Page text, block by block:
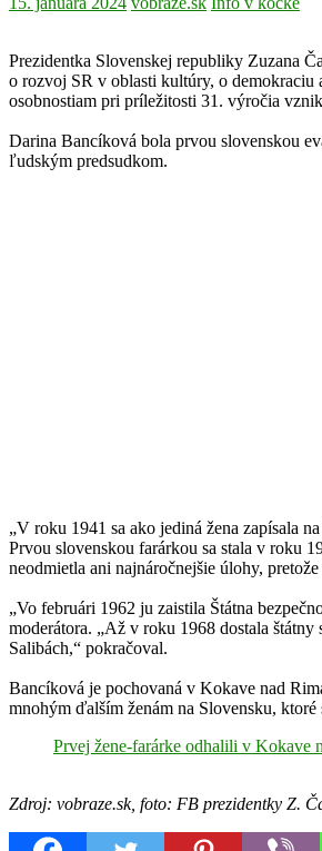
Prezidentka Slovenskej republiky Zuzana
o rozvoj SR v oblasti kultúry, o demokraciu
osobnostiam pri príležitosti 31. výročia
Darina Bancíková bola prvou slovenskou
ľudským predsudkom.
„V roku 1941 sa ako jediná žena zapísala
Prvou slovenskou farárkou sa stala v roku
neodmietla ani najnáročnejšie úlohy,
„Vo februári 1962 ju zaistila Štátna
moderátora. „Až v roku 1968 dostala
Salibách,“ pokračoval.
Bancíková je pochovaná v Kokave nad
mnohým ďalším ženám na Slovensku,
Prvej žene-farárke odhalili v Kokave
Zdroj: vobraze.sk, foto: FB prezidentky Z.